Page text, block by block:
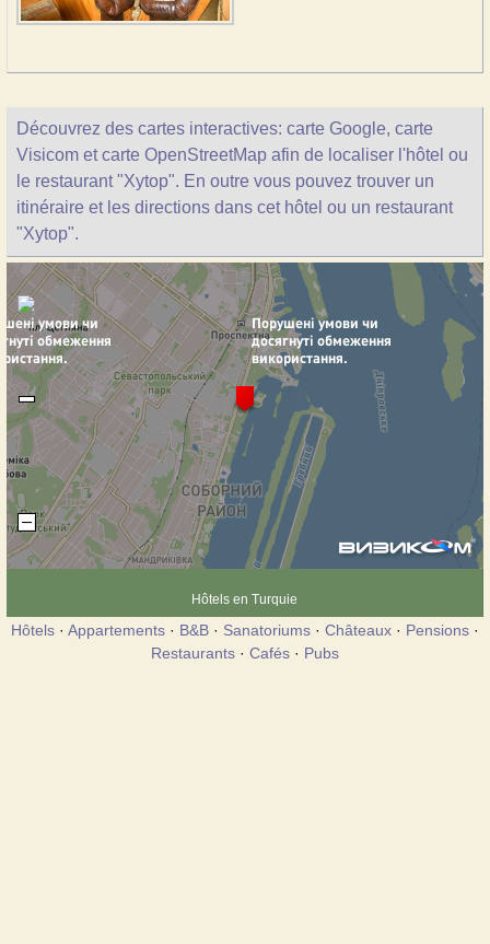
Découvrez des cartes interactives: carte Google, carte
Visicom et carte OpenStreetMap afin de localiser l'hôtel ou
le restaurant "Xytop". En outre vous pouvez trouver un
itinéraire et les directions dans cet hôtel ou un restaurant
"Xytop".
Hôtels en Turquie
Hôtels · Appartements · B&B · Sanatoriums · Châteaux · Pensions ·
Restaurants · Cafés · Pubs